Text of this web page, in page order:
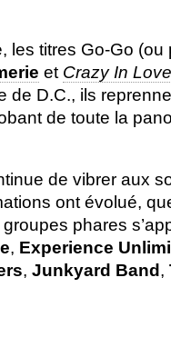
les titres Go-Go
et Crazy In Love
de D.C., ils
de toute la
de vibrer aux
ont évolué,
phares
, Experience
, Junkyard Band ,